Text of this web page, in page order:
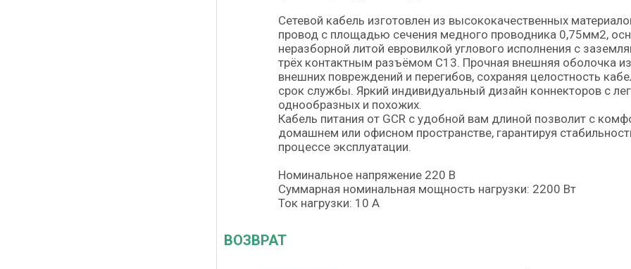
Сетевой кабель изготовлен из высококачественных
провод с площадью сечения медного проводника 0,75мм2,
неразборной литой евровилкой углового исполнения с
трёх контактным разъёмом C13. Прочная внешняя оболочка
внешних повреждений и перегибов, сохраняя целостность
срок службы. Яркий индивидуальный дизайн коннекторов с
однообразных и похожих.
Кабель питания от GCR с удобной вам длиной позволит с
домашнем или офисном пространстве, гарантируя
процессе эксплуатации.
Номинальное напряжение 220 В
Суммарная номинальная мощность нагрузки: 2200 Вт
Ток нагрузки: 10 А
ВОЗВРАТ